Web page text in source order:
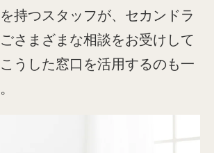
持つスタッフが、セカンドラ
さまざまな相談をお受けして
うした窓口を活用するのも一